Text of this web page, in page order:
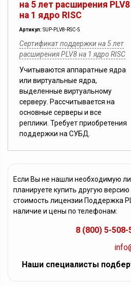
на 5 лет расширения PLV8
на 1 ядро RISC
Артикул: SUP-PLV8-RSC-5
Сертификат поддержки на 5 лет
расширения PLV8 на 1 ядро RISC
Учитываются аппаратные ядра
или виртуальные ядра,
выделенные виртуальному
серверу. Рассчитывается на
основные серверы и все
реплики. Требует приобретения
поддержки на СУБД.
Если Вы не нашли необходимую
планируете купить другую
стоимость лицензии Поддержка
наличие и цены по телефонам:
8 (800) 5-508-
Наши специалисты